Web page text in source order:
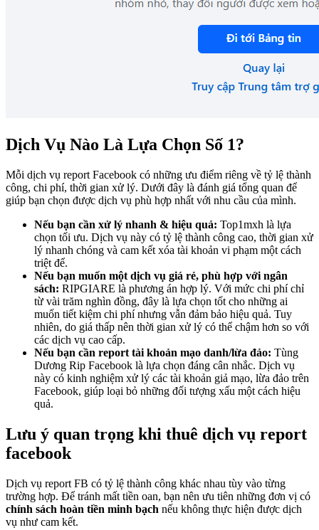
Dịch Vụ Nào Là Lựa Chọn Số 1?
Mỗi dịch vụ report Facebook có những ưu điểm riêng về tỷ lệ thành
công, chi phí, thời gian xử lý. Dưới đây là đánh giá tổng quan để
giúp bạn chọn được dịch vụ phù hợp nhất với nhu cầu của mình.
Nếu bạn cần xử lý nhanh & hiệu quả: Top1mxh là lựa
chọn tối ưu. Dịch vụ này có tỷ lệ thành công cao, thời gian xử
lý nhanh chóng và cam kết xóa tài khoản vi phạm một cách
triệt để.
Nếu bạn muốn một dịch vụ giá rẻ, phù hợp với ngân
sách: RIPGIARE là phương án hợp lý. Với mức chi phí chỉ
từ vài trăm nghìn đồng, đây là lựa chọn tốt cho những ai
muốn tiết kiệm chi phí nhưng vẫn đảm bảo hiệu quả. Tuy
nhiên, do giá thấp nên thời gian xử lý có thể chậm hơn so với
các dịch vụ cao cấp.
Nếu bạn cần report tài khoản mạo danh/lừa đảo: Tùng
Dương Rip Facebook là lựa chọn đáng cân nhắc. Dịch vụ
này có kinh nghiệm xử lý các tài khoản giả mạo, lừa đảo trên
Facebook, giúp loại bỏ những đối tượng xấu một cách hiệu
quả.
Lưu ý quan trọng khi thuê dịch vụ report
facebook
Dịch vụ report FB có tỷ lệ thành công khác nhau tùy vào từng
trường hợp. Để tránh mất tiền oan, bạn nên ưu tiên những đơn vị có
chính sách hoàn tiền minh bạch nếu không thực hiện được dịch
vụ như cam kết.